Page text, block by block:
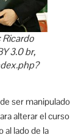
Ricardo
3.0 br,
ser manipulado
alterar el curso
al lado de la